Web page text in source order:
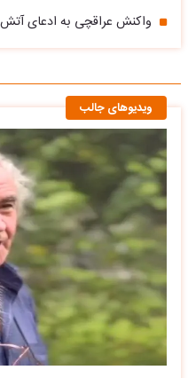
واکنش عراقچی به ادعای
ویدیوهای جالب